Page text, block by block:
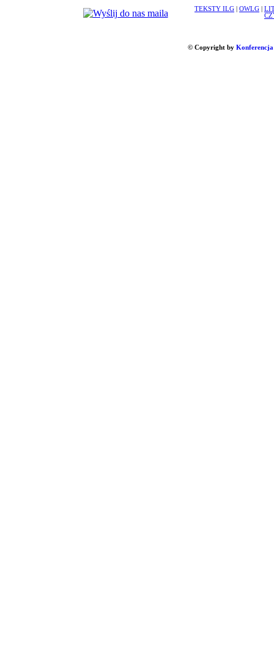
TEKSTY ILG OWLG
© Copyright by Konferencja